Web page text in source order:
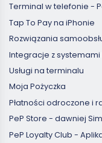
Terminal w telefonie -
Tap To Pay na iPhonie
Rozwiązania
Integracje z systemami
Usługi na terminalu
Moja Pożyczka
Płatności odroczone i
PeP Store - dawniej
PeP Loyalty Club -